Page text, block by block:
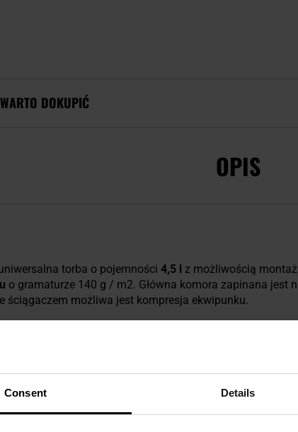
Consent Details
WARTO DOKUPIĆ
OPIS
torba o pojemności 4,5 l z możliwością
o gramaturze 140 g / m2. Główna komora zapinana jest
ściągaczem możliwa jest kompresja ekwipunku.
Dwustronne klamry Woojin pozwalają na troczenie
torbę w pojemną kieszeń.